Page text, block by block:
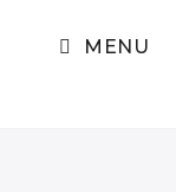
MENU